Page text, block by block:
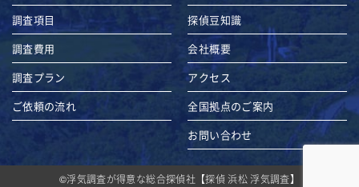
調査項目
調査費用
調査プラン
ご依頼の流れ
探偵豆知識
会社概要
アクセス
全国拠点のご案内
お問い合わせ
©浮気調査が得意な総合探偵社【探偵 浜松 浮気調査】